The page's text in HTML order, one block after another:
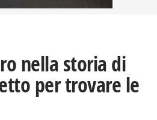
nella storia di
per trovare le